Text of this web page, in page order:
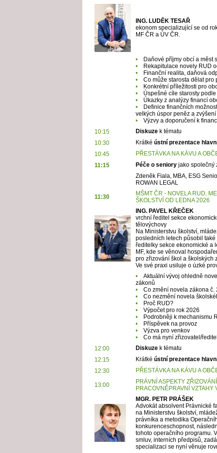
ING. LUDĚK TESAŘ
ekonom specializující se od
MF ČR a ÚV ČR.
•
Daňové příjmy obcí a měst
•
Rekapitulace novely RUD
•
Finanční realita, daňová
•
Co může starosta dělat pro
•
Konkrétní příležitosti pro
•
Úspešné cíle starosty podle
•
Úkazky z analýzy financí
• Definice finančních
velkých úspor peněz a
• Výzvy a doporučení k
10:15
Diskuzek tématu
10:30
Krátké ústní prezentace
10:45
PŘESTÁVKA NA KÁVU A
11:15
Péče o senioryjako společný
Zdeněk Fiala, MBA, ESG
ROWAN LEGAL
11:30
MŠMT ČR - NOVELA RUD,
ŠKOLSTVÍ OD LEDNA 2026
ING. PAVEL KŘEČEK
vrchní ředitel sekce
tělovýchovy
Na Ministerstvu školství,
posledních letech působil
ředitelky sekce ekonomické a
MF, kde se věnoval
pro zřizování škol a školských
Ve své praxi usiluje o úzké
•
Aktuální vývoj ohledně
zákonů
•
Co změní novela zákona č.
•
Co nezmění novela
•
Proč RUD?
•
Výpočet pro rok 2026
•
Podrobněji k mechanismu
•
Příspěvek na provoz
•
Výzva pro venkov
•
Co má nyní zřizovatel/
12:00
Diskuzek tématu
12:15
Krátké ústní prezentace
12:30
PŘESTÁVKA NA KÁVU A
13:00 PRÁVNÍ ASPEKTY
PRACOVNĚPRAVNÍ VZTAHY
MGR. PETR PRÁŠEK
Advokát absolvent Právnické
na Ministerstvu školství,
právníka a metodika
konkurenceschopnost,
tohoto operačního programu.
smluv, interních předpisů,
specializaci se nyní věnuje